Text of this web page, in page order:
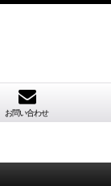
お問い合わせ